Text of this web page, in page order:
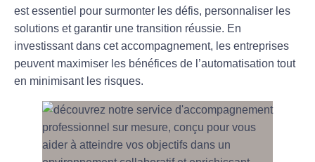
est essentiel pour surmonter les défis, personnaliser les
solutions et garantir une transition réussie. En
investissant dans cet accompagnement, les entreprises
peuvent maximiser les bénéfices de l’automatisation tout
en minimisant les risques.